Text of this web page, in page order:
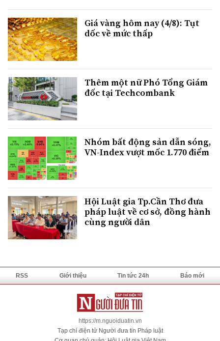
Giá vàng hôm nay (4/8): Tụt
dốc về mức thấp
Thêm một nữ Phó Tổng Giám
đốc tại Techcombank
Nhóm bất động sản dẫn sóng,
VN-Index vượt mốc 1.770 điểm
Hội Luật gia Tp.Cần Thơ đưa
pháp luật về cơ sở, đồng hành
cùng người dân
RSS Giới thiệu Tin tức 24h Báo mới
https://m.nguoiduatin.vn
Tạp chí điện tử Người đưa tin Pháp luật